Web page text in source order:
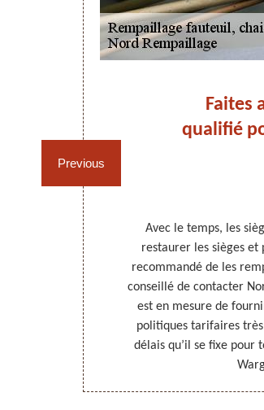
Previous
Faites
qualifié
Avec le temps, les
restaurer les sièges
recommandé de les
conseillé de contacter
est en mesure de
politiques tarifaires
délais qu’il se fixe pour